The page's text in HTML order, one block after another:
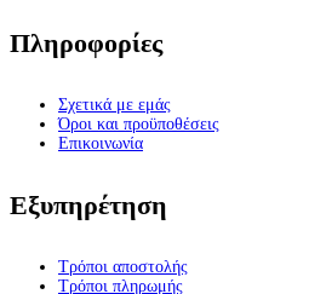
Πληροφορίες
Σχετικά με εμάς
Όροι και προϋποθέσεις
Επικοινωνία
Εξυπηρέτηση
Τρόποι αποστολής
Τρόποι πληρωμής